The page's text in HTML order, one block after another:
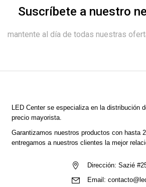
Suscríbete a nuestro
mantente al día de todas nuestras
LED Centerse especializa en la distribución
precio mayorista.
Garantizamos nuestros productos con hasta
entregamos a nuestros clientes la mejor
Dirección: Sazié
Email: